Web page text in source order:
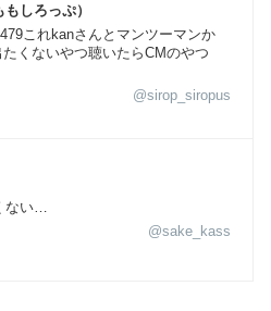
しろっぷ）
これkanさんとマンツーマンか
くないやつ聴いたらCMのやつ
@sirop_siropus
ない…
@sake_kass